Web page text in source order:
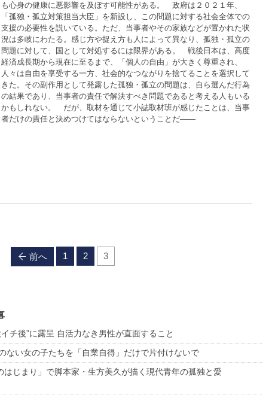
も心身の健康に悪影響を及ぼす可能性がある。 政府は２０２１年、
「孤独・孤立対策担当大臣」を新設し、この問題に対する社会全体での
支援の必要性を説いている。ただ、当事者やその家族などが置かれた状
況は多岐にわたる。感じ方や捉え方も人によって異なり、孤独・孤立の
問題に対して、国として対処するには限界がある。 戦後日本は、高度
経済成長期から現在に至るまで、「個人の自由」が大きく尊重され、
人々は自由を享受する一方、社会的なつながりを捨てることを選択して
きた。その副作用として発露した孤独・孤立の問題は、自ら選んだ行為
の結果であり、当事者の責任で解決すべき問題であると考える人もいる
かもしれない。 だが、取材を通じて小誌取材班が感じたことは、当事
者だけの責任と決めつけてはならないということだ――
前へ 1 2 3
チ後”に露呈 自活力なき男性が直面すること
ない女の子たちを「自業自得」だけで片付けないで
はじまり」で脚本家・生方美久が描く現代青年の孤独と愛